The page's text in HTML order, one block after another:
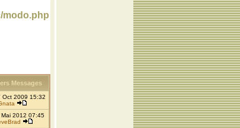
modo.php
Messages
Oct 2009 15:32
Mai 2012 07:45